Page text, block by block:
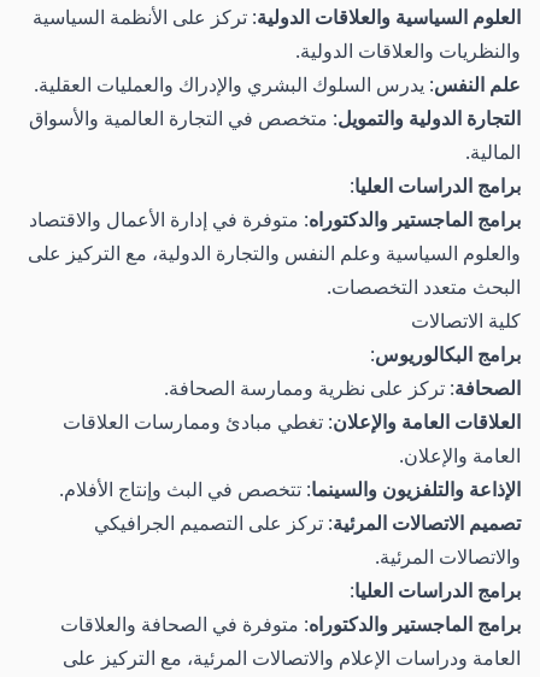
العلوم السياسية والعلاقات الدولية: تركز على الأنظمة السياسية
والنظريات والعلاقات الدولية.
علم النفس: يدرس السلوك البشري والإدراك والعمليات العقلية.
التجارة الدولية والتمويل: متخصص في التجارة العالمية والأسواق
المالية.
برامج الدراسات العليا:
برامج الماجستير والدكتوراه: متوفرة في إدارة الأعمال والاقتصاد
والعلوم السياسية وعلم النفس والتجارة الدولية، مع التركيز على
البحث متعدد التخصصات.
كلية الاتصالات
برامج البكالوريوس:
الصحافة: تركز على نظرية وممارسة الصحافة.
العلاقات العامة والإعلان: تغطي مبادئ وممارسات العلاقات
العامة والإعلان.
الإذاعة والتلفزيون والسينما: تتخصص في البث وإنتاج الأفلام.
تصميم الاتصالات المرئية: تركز على التصميم الجرافيكي
والاتصالات المرئية.
برامج الدراسات العليا:
برامج الماجستير والدكتوراه: متوفرة في الصحافة والعلاقات
العامة ودراسات الإعلام والاتصالات المرئية، مع التركيز على